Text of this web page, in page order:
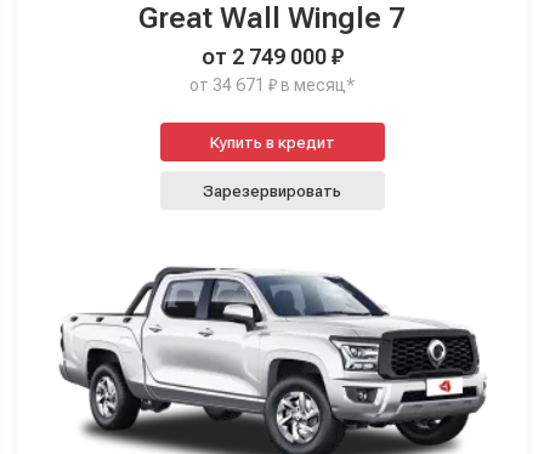
Great Wall Wingle 7
от 2 749 000 ₽
от 34 671 ₽ в месяц*
Купить в кредит
Зарезервировать